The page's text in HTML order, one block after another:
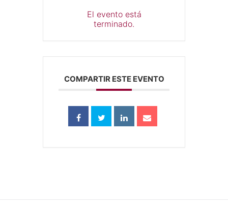
El evento está
terminado.
COMPARTIR ESTE EVENTO